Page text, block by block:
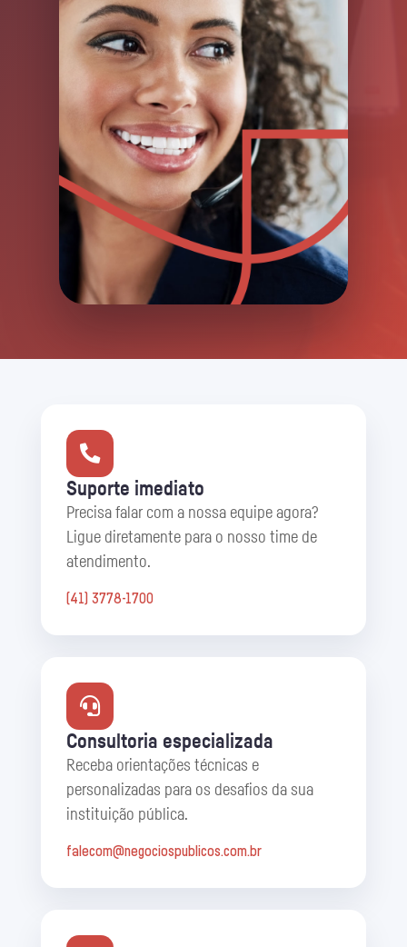
Suporte imediato
Precisa falar com a nossa equipe agora?
Ligue diretamente para o nosso time de
atendimento.
(41) 3778-1700
Consultoria especializada
Receba orientações técnicas e
personalizadas para os desafios da sua
instituição pública.
falecom@negociospublicos.com.br